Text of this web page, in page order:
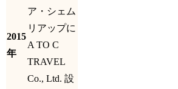
2015
年
ア・シェム
リアップに
A TO C
TRAVEL
Co., Ltd. 設